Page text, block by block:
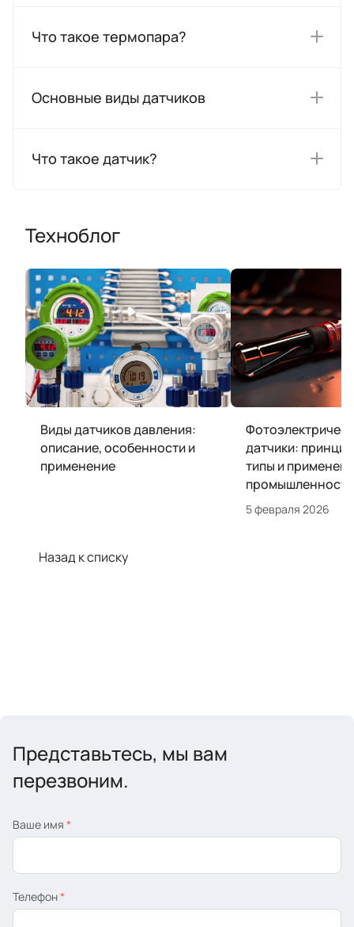
Что такое термопара?
Основные виды датчиков
Что такое датчик?
Техноблог
Виды датчиков давления:
описание, особенности и
применение
датчики:
типы и
промышленности
5 февраля 2026
Назад к списку
Представьтесь, мы вам
перезвоним.
Ваше имя *
Телефон*